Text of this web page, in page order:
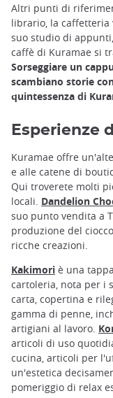
Altri punti di
librario, la caffetteria
suo studio di
caffè di Kuramae si
Sorseggiare un
scambiano storie
quintessenza di
Esperienze
Kuramae offre
e alle catene di
Qui troverete molti
locali. Dandelion
suo punto vendita a
produzione del
ricche creazioni.
Kakimori è una
cartoleria, nota per i
carta, copertina e
gamma di penne,
artigiani al lavoro.
articoli di uso
cucina, articoli per
un'estetica
pomeriggio di relax